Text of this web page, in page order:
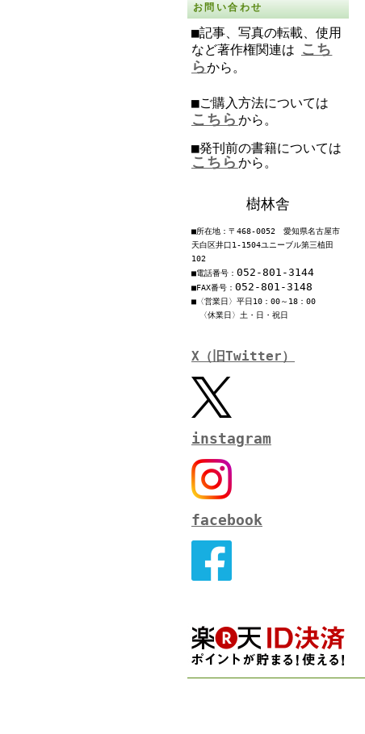
お問い合わせ
■記事、写真の転載、使用
など著作権関連は こち
らから。
■ご購入方法については
こちら から。
■発刊前の書籍については
こちら から。
樹林舎
■所在地：〒468-0052 愛知県名古屋市
天白区井口1-1504ユニーブル第三植田
102
■電話番号： 052-801-3144
■FAX番号： 052-801-3148
■〈営業日〉平日10：00～18：00
〈休業日〉土・日・祝日
X（旧Twitter）
instagram
facebook